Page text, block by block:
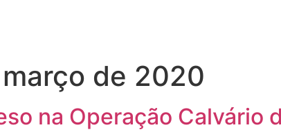
de 2020
na Operação Calvário